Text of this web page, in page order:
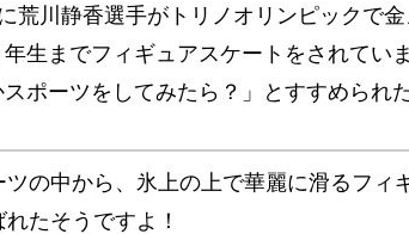
川静香選手がトリノオリンピックで金
生までフィギュアスケートをされてい
ポーツをしてみたら？」とすすめられ
の中から、氷上の上で華麗に滑るフィ
たそうですよ！